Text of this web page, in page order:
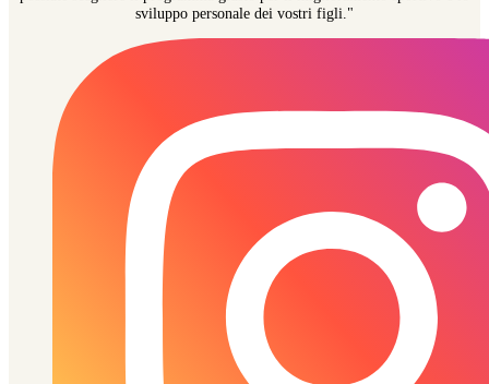
sviluppo personale dei vostri figli."